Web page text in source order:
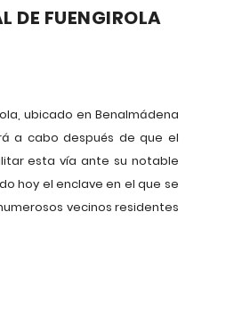
DE FUENGIROLA
ubicado en Benalmádena
a cabo después de que el
esta vía ante su notable
hoy el enclave en el que se
vecinos residentes